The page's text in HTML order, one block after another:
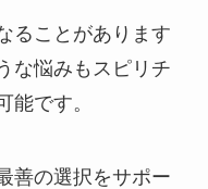
ることがあります
な悩みもスピリチ
能です。
善の選択をサポー